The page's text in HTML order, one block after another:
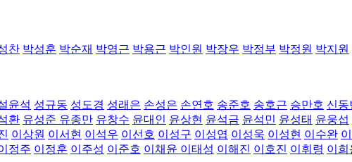
찬 박성훈 박순재 박영근 박용근 박인원 박장우 박정부 박정원 박지원
윤석 성규동 성도경 성래은 손성은 손연호 송준호 송호근 승만호 신동
환 유성준 유종만 유창수 윤대인 윤상현 윤석금 윤석민 윤성태 윤웅섭
이상원 이서현 이석우 이선호 이성구 이성엽 이성욱 이성현 이수완
정주 이정훈 이주성 이준호 이채윤 이태성 이해진 이호진 이휘령 이희